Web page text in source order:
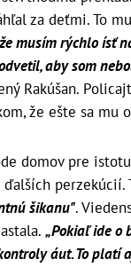
za deťmi. To
musím rýchlo ísť
aby som
Rakúšan.
že ešte sa mu
domov pre
perzekúcií.
šikanu".
„Pokiaľ ide o
áut. To platí